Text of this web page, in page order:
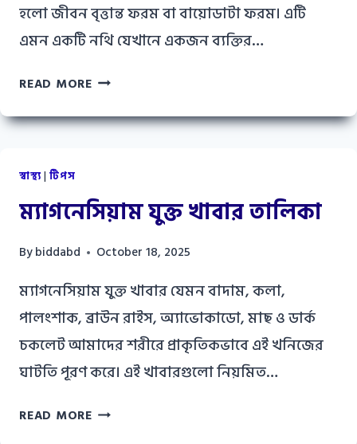
হলো জীবন বৃত্তান্ত ফরম বা বায়োডাটা ফরম। এটি
এমন একটি নথি যেখানে একজন ব্যক্তির…
READ MOREজীবন
ফরম
স্বাস্থ্য|টিপস
ম্যাগনেসিয়াম যুক্ত খাবার তালিকা
Bybiddabd October 18, 2025
ম্যাগনেসিয়াম যুক্ত খাবার যেমন বাদাম, কলা,
পালংশাক, ব্রাউন রাইস, অ্যাভোকাডো, মাছ ও ডার্ক
চকলেট আমাদের শরীরে প্রাকৃতিকভাবে এই খনিজের
ঘাটতি পূরণ করে। এই খাবারগুলো নিয়মিত…
READ MOREম্যাগনেসিয়াম